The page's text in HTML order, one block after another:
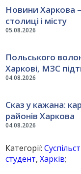
05.08.2026
Новини Харкова
столиці і місту
04.08.2026
Польського
Харкові, МЗС
04.08.2026
Сказ у кажана:
районів Харкова
Категорії:
студент,Харків;